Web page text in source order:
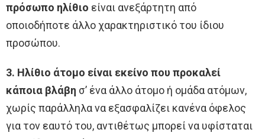
πρόσωπο ηλίθιο είναι ανεξάρτητη από
οποιοδήποτε άλλο χαρακτηριστικό του ίδιου
προσώπου.
3. Ηλίθιο άτομο είναι εκείνο που προκαλεί
κάποια βλάβη σ’ ένα άλλο άτοµο ή οµάδα ατόµων,
χωρίς παράλληλα να εξασφαλίζει κανένα όφελος
για τον εαυτό του, αντιθέτως μπορεί να υφίσταται